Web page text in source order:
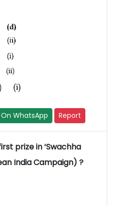
WhatsApp Report
prize in ‘Swachha
India Campaign) ?